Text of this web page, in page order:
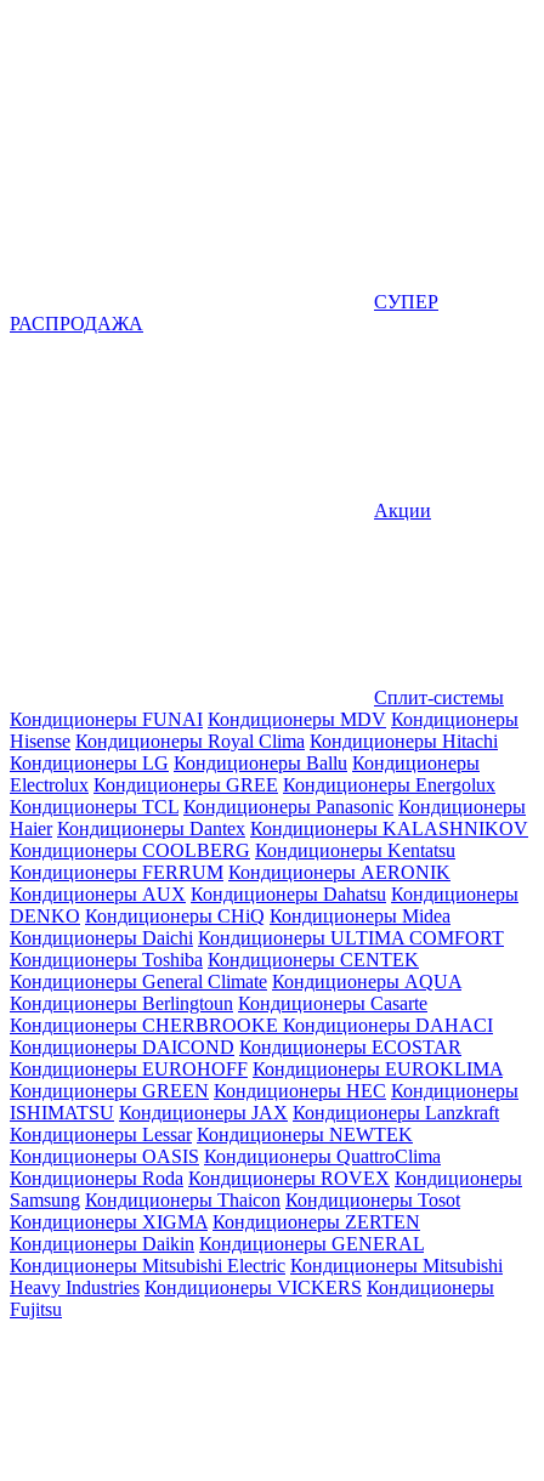
СУПЕР
РАСПРОДАЖА
Акции
Сплит-системы
Кондиционеры FUNAI Кондиционеры MDV Кондиционеры
Hisense Кондиционеры Royal Clima Кондиционеры Hitachi
Кондиционеры LG Кондиционеры Ballu Кондиционеры
Electrolux Кондиционеры GREE Кондиционеры Energolux
Кондиционеры TCL Кондиционеры Panasonic Кондиционеры
Haier Кондиционеры Dantex Кондиционеры KALASHNIKOV
Кондиционеры СOOLBERG Кондиционеры Kentatsu
Кондиционеры FERRUM Кондиционеры AERONIK
Кондиционеры AUX Кондиционеры Dahatsu Кондиционеры
DENKO Кондиционеры CHiQ Кондиционеры Midea
Кондиционеры Daichi Кондиционеры ULTIMA COMFORT
Кондиционеры Toshiba Кондиционеры CENTEK
Кондиционеры General Climate Кондиционеры AQUA
Кондиционеры Berlingtoun Кондиционеры Casarte
Кондиционеры CHERBROOKE Кондиционеры DAHACI
Кондиционеры DAICOND Кондиционеры ECOSTAR
Кондиционеры EUROHOFF Кондиционеры EUROKLIMA
Кондиционеры GREEN Кондиционеры HEC Кондиционеры
ISHIMATSU Кондиционеры JAX Кондиционеры Lanzkraft
Кондиционеры Lessar Кондиционеры NEWTEK
Кондиционеры OASIS Кондиционеры QuattroClima
Кондиционеры Roda Кондиционеры ROVEX Кондиционеры
Samsung Кондиционеры Thaicon Кондиционеры Tosot
Кондиционеры XIGMA Кондиционеры ZERTEN
Кондиционеры Daikin Кондиционеры GENERAL
Кондиционеры Mitsubishi Electric Кондиционеры Mitsubishi
Heavy Industries Кондиционеры VICKERS Кондиционеры
Fujitsu